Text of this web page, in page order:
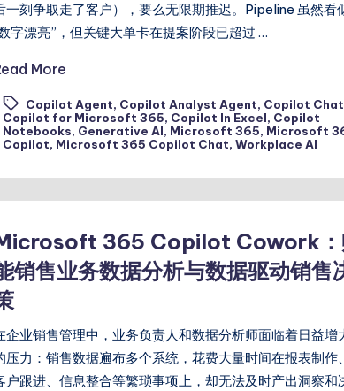
一刻争取走了客户），要么无限期推迟。Pipeline 虽然看
字漂亮”，但关键大单卡在提案阶段已超过 …
More
Copilot Agent, Copilot Analyst Agent, Copilot Chat
Copilot for Microsoft 365, Copilot In Excel, Copilot
Notebooks, Generative AI, Microsoft 365, Microsoft
Copilot, Microsoft 365 Copilot Chat,Workplace AI
365 Copilot Cowork：
销售业务数据分析与数据驱动销售
企业销售管理中，业务负责人和数据分析师面临着日益增
压力：销售数据遍布多个系统，花费大量时间在报表制作、
户跟进、信息整合等繁琐事项上，却无法及时产出洞察和